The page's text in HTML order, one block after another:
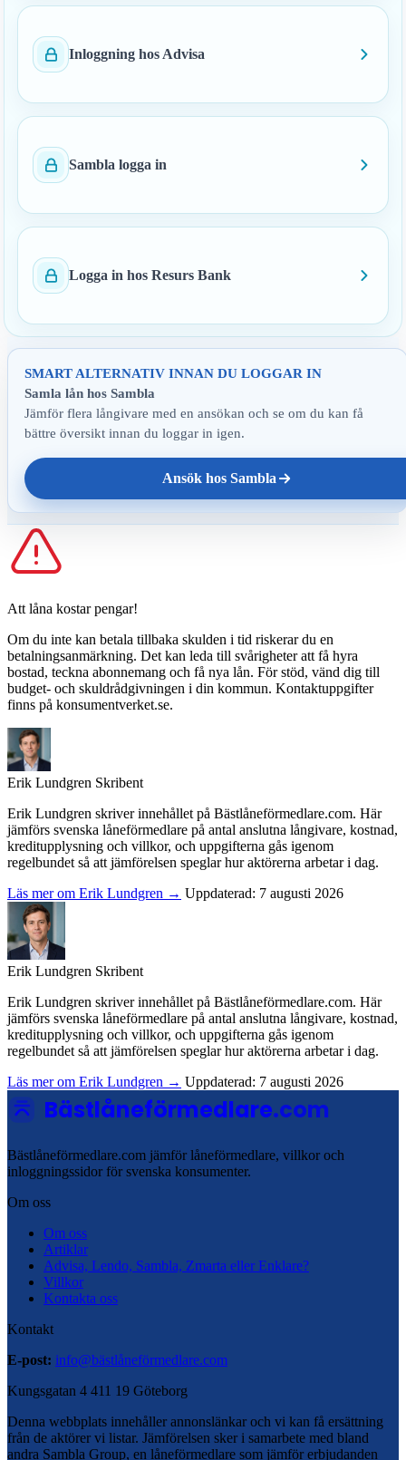
Inloggning hos Advisa
Sambla logga in
Logga in hos Resurs Bank
SMART ALTERNATIV INNAN DU LOGGAR IN
Samla lån hos Sambla
Jämför flera långivare med en ansökan och se om du kan få
bättre översikt innan du loggar in igen.
Ansök hos Sambla
Att låna kostar pengar!
Om du inte kan betala tillbaka skulden i tid riskerar du en
betalningsanmärkning. Det kan leda till svårigheter att få hyra
bostad, teckna abonnemang och få nya lån. För stöd, vänd dig till
budget- och skuldrådgivningen i din kommun. Kontaktuppgifter
finns på konsumentverket.se.
Erik Lundgren Skribent
Erik Lundgren skriver innehållet på Bästlåneförmedlare.com. Här
jämförs svenska låneförmedlare på antal anslutna långivare, kostnad,
kreditupplysning och villkor, och uppgifterna gås igenom
regelbundet så att jämförelsen speglar hur aktörerna arbetar i dag.
Läs mer om Erik Lundgren → Uppdaterad: 7 augusti 2026
Erik Lundgren Skribent
Erik Lundgren skriver innehållet på Bästlåneförmedlare.com. Här
jämförs svenska låneförmedlare på antal anslutna långivare, kostnad,
kreditupplysning och villkor, och uppgifterna gås igenom
regelbundet så att jämförelsen speglar hur aktörerna arbetar i dag.
Läs mer om Erik Lundgren → Uppdaterad: 7 augusti 2026
Bästlåneförmedlare.com
Bästlåneförmedlare.com jämför låneförmedlare, villkor och
inloggningssidor för svenska konsumenter.
Om oss
Om oss
Artiklar
Advisa, Lendo, Sambla, Zmarta eller Enklare?
Villkor
Kontakta oss
Kontakt
E-post: info@bästlåneförmedlare.com
Kungsgatan 4 411 19 Göteborg
Denna webbplats innehåller annonslänkar och vi kan få ersättning
från de aktörer vi listar. Jämförelsen sker i samarbete med bland
andra Sambla Group, en låneförmedlare som jämför erbjudanden